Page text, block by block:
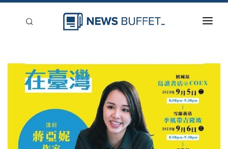
新聞稿分類
登入
刊登